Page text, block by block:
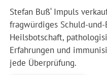
Stefan Buß‘ Impuls
fragwürdiges Schuld-und-
Heilsbotschaft,
Erfahrungen und
jede Überprüfung.